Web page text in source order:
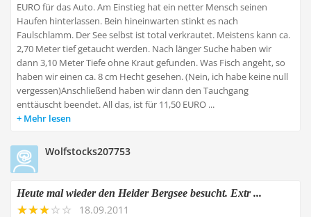
EURO für das Auto. Am Einstieg hat ein netter Mensch seinen
Haufen hinterlassen. Bein hineinwarten stinkt es nach
Faulschlamm. Der See selbst ist total verkrautet. Meistens kann ca.
2,70 Meter tief getaucht werden. Nach länger Suche haben wir
dann 3,10 Meter Tiefe ohne Kraut gefunden. Was Fisch angeht, so
haben wir einen ca. 8 cm Hecht gesehen. (Nein, ich habe keine null
vergessen)Anschließend haben wir dann den Tauchgang
enttäuscht beendet. All das, ist für 11,50 EURO ...
Mehr lesen
Wolfstocks207753
Heute mal wieder den Heider Bergsee besucht. Extr ...
18.09.2011